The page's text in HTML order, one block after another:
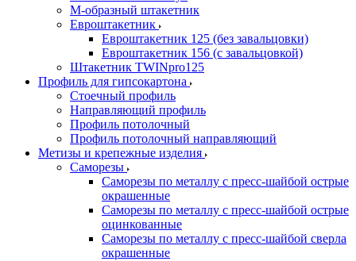
М-образный штакетник
Евроштакетник
Евроштакетник 125 (без завальцовки)
Евроштакетник 156 (с завальцовкой)
Штакетник TWINpro125
Профиль для гипсокартона
Стоечный профиль
Направляющий профиль
Профиль потолочный
Профиль потолочный направляющий
Метизы и крепежные изделия
Саморезы
Саморезы по металлу с пресс-шайбой острые
окрашенные
Саморезы по металлу с пресс-шайбой острые
оцинкованные
Саморезы по металлу с пресс-шайбой сверла
окрашенные